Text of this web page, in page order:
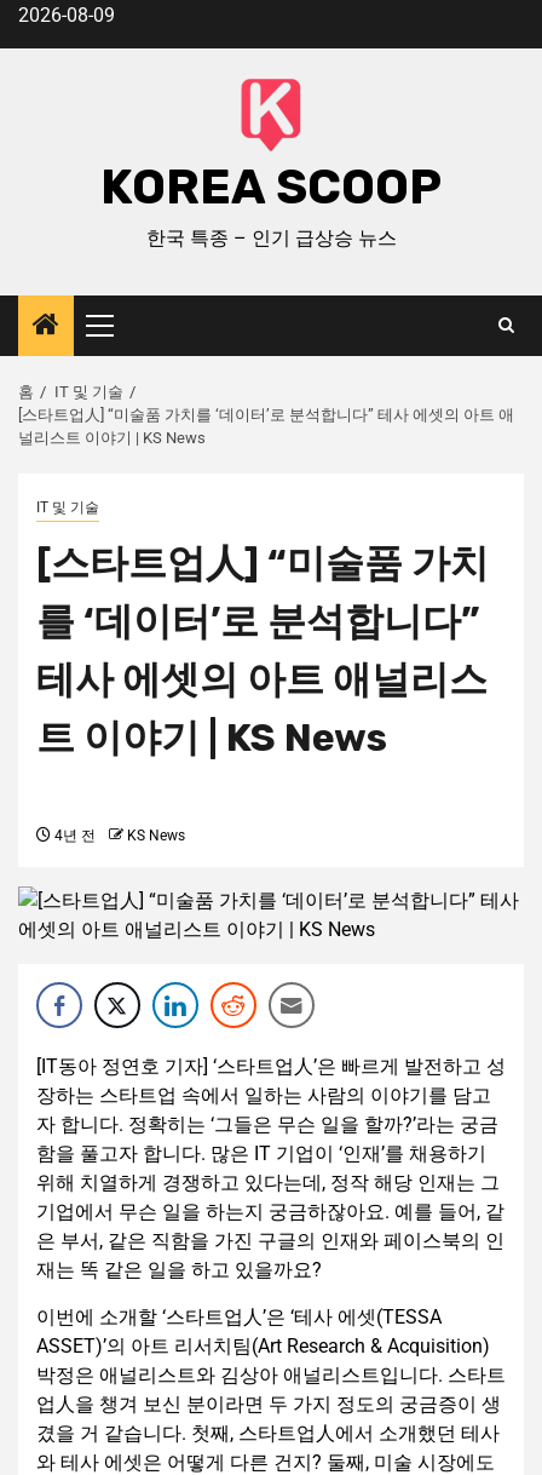
2026-08-09
KOREA SCOOP
한국 특종 – 인기 급상승 뉴스
홈
IT 및 기술
[스타트업人] “미술품 가치를 ‘데이터’로 분석합니다” 테사 에셋의 아트 애
널리스트 이야기 | KS News
IT 및 기술
[스타트업人] “미술품 가치
를 ‘데이터’로 분석합니다”
테사 에셋의 아트 애널리스
트 이야기 | KS News
4년 전 KS News
[IT동아 정연호 기자] ‘스타트업人’은 빠르게 발전하고 성
장하는 스타트업 속에서 일하는 사람의 이야기를 담고
자 합니다. 정확히는 ‘그들은 무슨 일을 할까?’라는 궁금
함을 풀고자 합니다. 많은 IT 기업이 ‘인재’를 채용하기
위해 치열하게 경쟁하고 있다는데, 정작 해당 인재는 그
기업에서 무슨 일을 하는지 궁금하잖아요. 예를 들어, 같
은 부서, 같은 직함을 가진 구글의 인재와 페이스북의 인
재는 똑 같은 일을 하고 있을까요?
이번에 소개할 ‘스타트업人’은 ‘테사 에셋(TESSA
ASSET)’의 아트 리서치팀(Art Research & Acquisition)
박정은 애널리스트와 김상아 애널리스트입니다. 스타트
업人을 챙겨 보신 분이라면 두 가지 정도의 궁금증이 생
겼을 거 같습니다. 첫째, 스타트업人에서 소개했던 테사
와 테사 에셋은 어떻게 다른 건지? 둘째, 미술 시장에도